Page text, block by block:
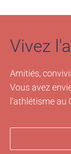
Vivez
Amitiés,
Vous avez
l'athlétisme au